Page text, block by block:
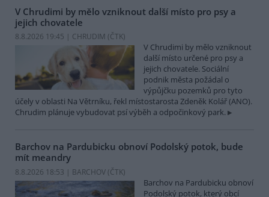
V Chrudimi by mělo vzniknout další místo pro psy a
jejich chovatele
8.8.2026 19:45 | CHRUDIM (ČTK)
V Chrudimi by mělo vzniknout
další místo určené pro psy a
jejich chovatele. Sociální
podnik města požádal o
výpůjčku pozemků pro tyto
účely v oblasti Na Větrníku, řekl místostarosta Zdeněk Kolář (ANO).
Chrudim plánuje vybudovat psí výběh a odpočinkový park.
Barchov na Pardubicku obnoví Podolský potok, bude
mít meandry
8.8.2026 18:53 | BARCHOV (ČTK)
Barchov na Pardubicku obnoví
Podolský potok, který obcí